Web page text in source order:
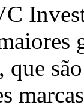
que